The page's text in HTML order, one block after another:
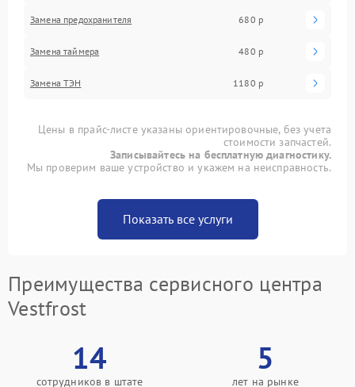
Замена предохранителя 680 р
Замена таймера 480 р
Замена ТЭН 1180 р
Цены в прайс-листе указаны ориентировочные, без учета
стоимости запчастей.
Записывайтесь на бесплатную диагностику.
Мы проверим ваше устройство и укажем на неисправность.
Показать все услуги
Преимущества сервисного центра
Vestfrost
14
сотрудников в штате
5
лет на рынке